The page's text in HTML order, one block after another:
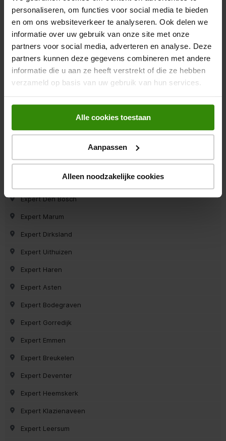
personaliseren, om functies voor social media te bieden
en om ons websiteverkeer te analyseren. Ook delen we
informatie over uw gebruik van onze site met onze
partners voor social media, adverteren en analyse. Deze
partners kunnen deze gegevens combineren met andere
informatie die u aan ze heeft verstrekt of die ze hebben
verzameld op basis van uw gebruik van hun services.
Alle cookies toestaan
Aanpassen
Alleen noodzakelijke cookies
Expert Dieren (gld)
Expert Oss
Expert Surhuisterveen
Expert Wieringerwerf
Expert Roosendaal
Expert Krimpen a/d Ijssel
Expert Leeuwarden
Expert Roden
Expert Den Bosch
Expert Marum
Expert Dirksland
Expert Uithuizen
Expert Haren
Expert Asten
Expert Bodegraven
Expert Gorredijk
Expert Emmen
Expert Breukelen
Expert Deventer
Expert Heemskerk
Expert Klazienaveen
Expert Leersum